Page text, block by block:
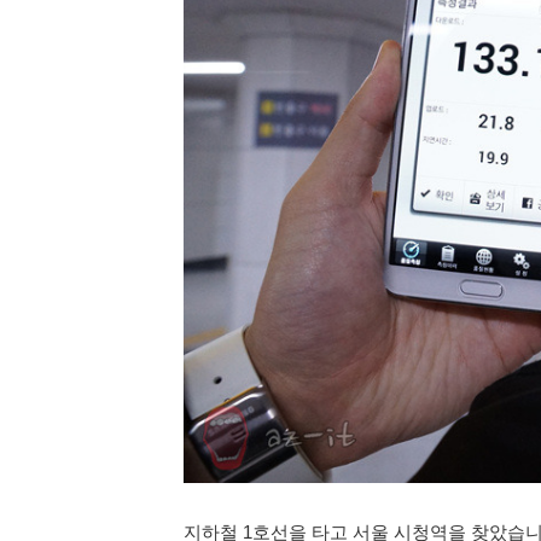
지하철 1호선을 타고 서울 시청역을 찾았습